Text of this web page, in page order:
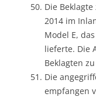
Die
2014 im
Model E,
lieferte. Die
Beklagten
Die
empfangen